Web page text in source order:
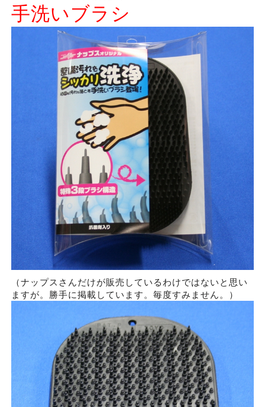
手洗いブラシ
（ナップスさんだけが販売しているわけではないと思い
ますが。勝手に掲載しています。毎度すみません。）